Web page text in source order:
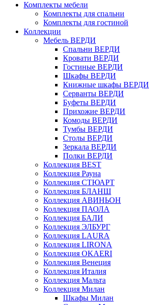
Комплекты мебели
Комплекты для спальни
Комплекты для гостиной
Коллекции
Мебель ВЕРДИ
Спальни ВЕРДИ
Кровати ВЕРДИ
Гостиные ВЕРДИ
Шкафы ВЕРДИ
Книжные шкафы ВЕРДИ
Серванты ВЕРДИ
Буфеты ВЕРДИ
Прихожие ВЕРДИ
Комоды ВЕРДИ
Тумбы ВЕРДИ
Столы ВЕРДИ
Зеркала ВЕРДИ
Полки ВЕРДИ
Коллекция BEST
Коллекция Рауна
Коллекция СТЮАРТ
Коллекция БЛАНШ
Коллекция АВИНЬОН
Коллекция ПАОЛА
Коллекция БАЛИ
Коллекция ЭЛБУРГ
Коллекция LAURA
Коллекция LIRONA
Коллекция OKAERI
Коллекция Венеция
Коллекция Италия
Коллекция Мальта
Коллекция Милан
Шкафы Милан